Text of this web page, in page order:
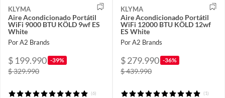
KLYMA
Aire Acondicionado Portátil
WiFi 9000 BTU KÖLD 9wf ES
White
Por A2 Brands
$ 199.990 -39%
$ 329.990
(6)
KLYMA
Aire Acondicionado Portátil
WiFi 12000 BTU KÖLD 12wf
ES White
Por A2 Brands
$ 279.990 -36%
$ 439.990
(1)